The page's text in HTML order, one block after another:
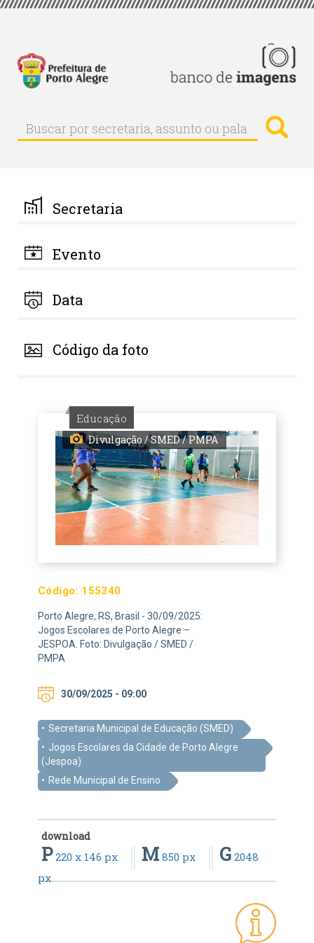
Pular
principal
Buscar
Buscar
por
palavra-
chave
Secretaria
Evento
Data
Código da foto
Educação
Divulgação / SMED / PMPA
Código: 155340
Porto Alegre, RS, Brasil - 30/09/2025:
Jogos Escolares de Porto Alegre –
JESPOA. Foto: Divulgação / SMED /
PMPA
30/09/2025 - 09:00
Secretaria Municipal de Educação (SMED)
Jogos Escolares da Cidade de Porto Alegre
(Jespoa)
Rede Municipal de Ensino
download
P220 x 146 px M 850 px G 2048
px